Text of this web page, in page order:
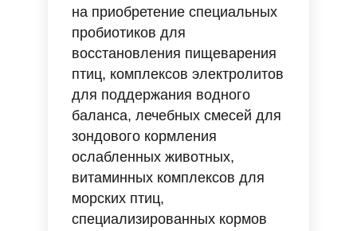
на приобретение специальных
пробиотиков для
восстановления пищеварения
птиц, комплексов электролитов
для поддержания водного
баланса, лечебных смесей для
зондового кормления
ослабленных животных,
витаминных комплексов для
морских птиц,
специализированных кормов